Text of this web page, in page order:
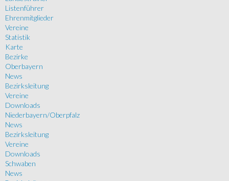
Listenführer
Ehrenmitglieder
Vereine
Statistik
Karte
Bezirke
Oberbayern
News
Bezirksleitung
Vereine
Downloads
Niederbayern/Oberpfalz
News
Bezirksleitung
Vereine
Downloads
Schwaben
News